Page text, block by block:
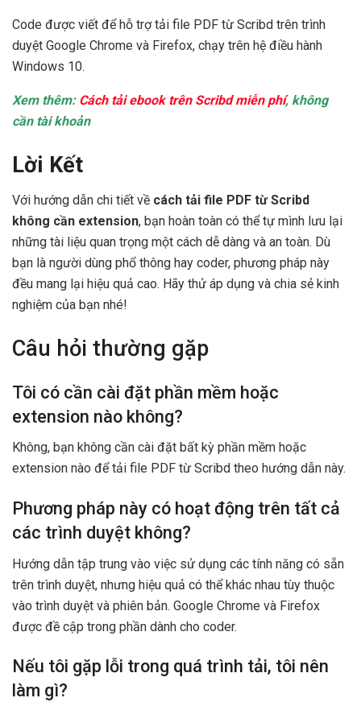
Code được viết để hỗ trợ tải file PDF từ Scribd trên trình
duyệt Google Chrome và Firefox, chạy trên hệ điều hành
Windows 10.
Xem thêm: Cách tải ebook trên Scribd miễn phí, không
cần tài khoản
Lời Kết
Với hướng dẫn chi tiết về cách tải file PDF từ Scribd
không cần extension, bạn hoàn toàn có thể tự mình lưu lại
những tài liệu quan trọng một cách dễ dàng và an toàn. Dù
bạn là người dùng phổ thông hay coder, phương pháp này
đều mang lại hiệu quả cao. Hãy thử áp dụng và chia sẻ kinh
nghiệm của bạn nhé!
Câu hỏi thường gặp
Tôi có cần cài đặt phần mềm hoặc
extension nào không?
Không, bạn không cần cài đặt bất kỳ phần mềm hoặc
extension nào để tải file PDF từ Scribd theo hướng dẫn này.
Phương pháp này có hoạt động trên tất cả
các trình duyệt không?
Hướng dẫn tập trung vào việc sử dụng các tính năng có sẵn
trên trình duyệt, nhưng hiệu quả có thể khác nhau tùy thuộc
vào trình duyệt và phiên bản. Google Chrome và Firefox
được đề cập trong phần dành cho coder.
Nếu tôi gặp lỗi trong quá trình tải, tôi nên
làm gì?